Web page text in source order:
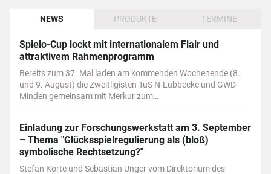
NEWS PRODUKTE TERMINE
Spielo-Cup lockt mit internationalem Flair und
attraktivem Rahmenprogramm
Bereits zum 37. Mal laden am kommenden Wochenende (8.
und 9. August) die Zweitligisten TuS N-Lübbecke und GWD
Minden gemeinsam mit Merkur zum…
Einladung zur Forschungswerkstatt am 3. September
– Thema "Glücksspielregulierung als (bloß)
symbolische Rechtsetzung?"
Stefan Korte und Sebastian Unger vom Direktorium des